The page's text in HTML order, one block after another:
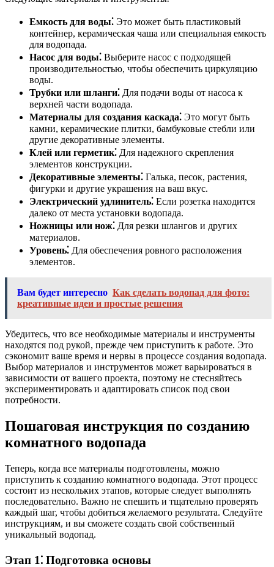
Емкость для воды⁚ Это может быть пластиковый
контейнер, керамическая чаша или специальная емкость
для водопада.
Насос для воды⁚ Выберите насос с подходящей
производительностью, чтобы обеспечить циркуляцию
воды.
Трубки или шланги⁚ Для подачи воды от насоса к
верхней части водопада.
Материалы для создания каскада⁚ Это могут быть
камни, керамические плитки, бамбуковые стебли или
другие декоративные элементы.
Клей или герметик⁚ Для надежного скрепления
элементов конструкции.
Декоративные элементы⁚ Галька, песок, растения,
фигурки и другие украшения на ваш вкус.
Электрический удлинитель⁚ Если розетка находится
далеко от места установки водопада.
Ножницы или нож⁚ Для резки шлангов и других
материалов.
Уровень⁚ Для обеспечения ровного расположения
элементов.
Вам будет интересно Как сделать водопад для фото:
креативные идеи и простые решения
Убедитесь, что все необходимые материалы и инструменты
находятся под рукой, прежде чем приступить к работе. Это
сэкономит ваше время и нервы в процессе создания водопада.
Выбор материалов и инструментов может варьироваться в
зависимости от вашего проекта, поэтому не стесняйтесь
экспериментировать и адаптировать список под свои
потребности.
Пошаговая инструкция по созданию
комнатного водопада
Теперь, когда все материалы подготовлены, можно
приступить к созданию комнатного водопада. Этот процесс
состоит из нескольких этапов, которые следует выполнять
последовательно. Важно не спешить и тщательно проверять
каждый шаг, чтобы добиться желаемого результата. Следуйте
инструкциям, и вы сможете создать свой собственный
уникальный водопад.
Этап 1⁚ Подготовка основы